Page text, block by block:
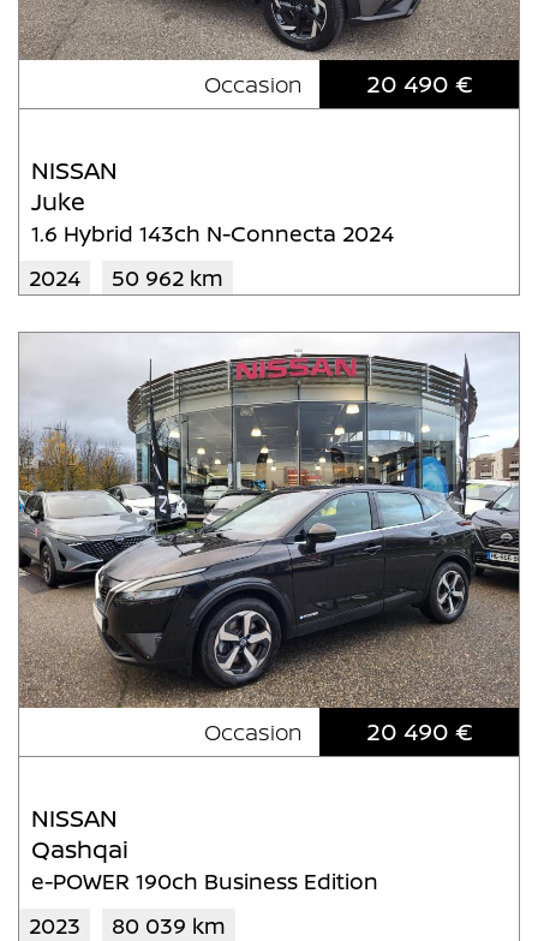
Occasion 20 490 €
NISSAN
Juke
1.6 Hybrid 143ch N-Connecta 2024
2024
50 962 km
Occasion 20 490 €
NISSAN
Qashqai
e-POWER 190ch Business Edition
2023
80 039 km